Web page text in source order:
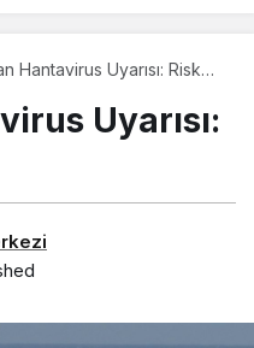
Hantavirus Uyarısı: Risk
Uyarısı: